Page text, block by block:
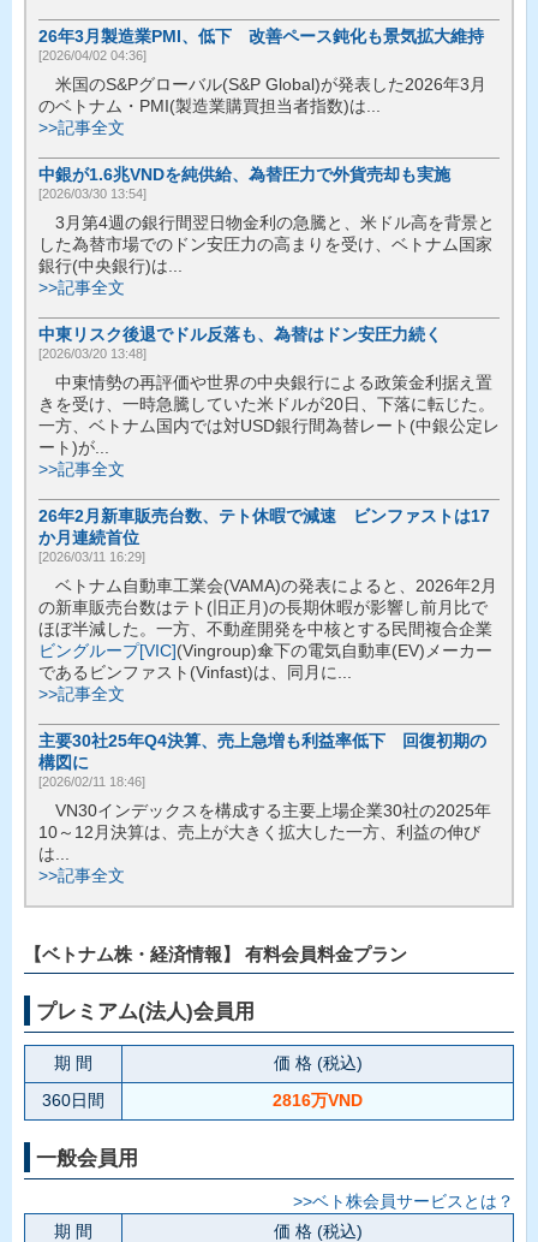
26年3月製造業PMI、低下 改善ペース鈍化も景気拡大維持
[2026/04/02 04:36]
米国のS&Pグローバル(S&P Global)が発表した2026年3月
のベトナム・PMI(製造業購買担当者指数)は...
>>記事全文
中銀が1.6兆VNDを純供給、為替圧力で外貨売却も実施
[2026/03/30 13:54]
3月第4週の銀行間翌日物金利の急騰と、米ドル高を背景と
した為替市場でのドン安圧力の高まりを受け、ベトナム国家
銀行(中央銀行)は...
>>記事全文
中東リスク後退でドル反落も、為替はドン安圧力続く
[2026/03/20 13:48]
中東情勢の再評価や世界の中央銀行による政策金利据え置
きを受け、一時急騰していた米ドルが20日、下落に転じた。
一方、ベトナム国内では対USD銀行間為替レート(中銀公定レ
ート)が...
>>記事全文
26年2月新車販売台数、テト休暇で減速 ビンファストは17
か月連続首位
[2026/03/11 16:29]
ベトナム自動車工業会(VAMA)の発表によると、2026年2月
の新車販売台数はテト(旧正月)の長期休暇が影響し前月比で
ほぼ半減した。一方、不動産開発を中核とする民間複合企業
ビングループ[VIC](Vingroup)傘下の電気自動車(EV)メーカー
であるビンファスト(Vinfast)は、同月に...
>>記事全文
主要30社25年Q4決算、売上急増も利益率低下 回復初期の
構図に
[2026/02/11 18:46]
VN30インデックスを構成する主要上場企業30社の2025年
10～12月決算は、売上が大きく拡大した一方、利益の伸び
は...
>>記事全文
【ベトナム株・経済情報】 有料会員料金プラン
プレミアム(法人)会員用
期 間
価 格 (税込)
360日間
2816万VND
一般会員用
>>ベト株会員サービスとは？
期 間
価 格 (税込)